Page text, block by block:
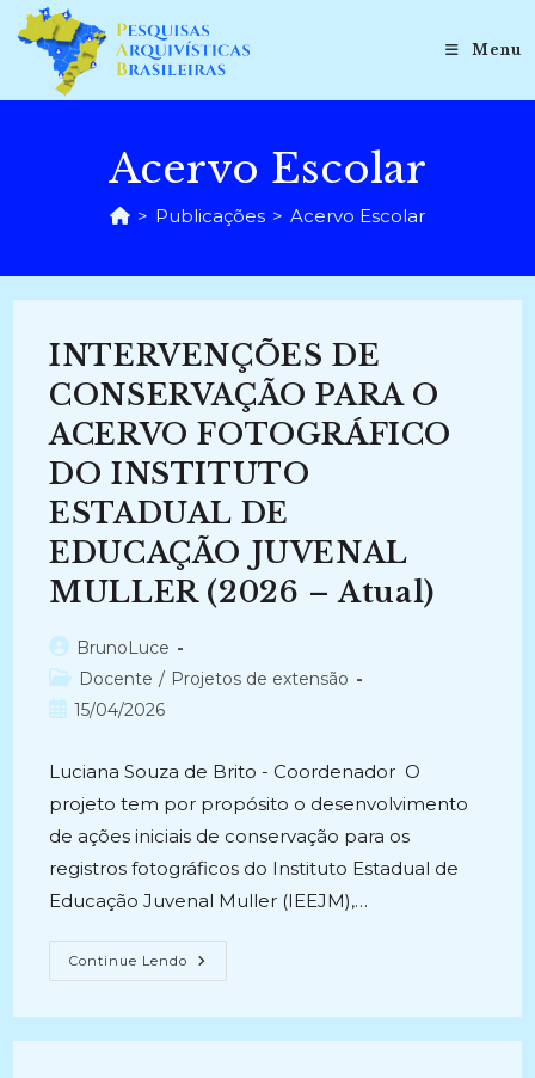
para
conteúdo
Menu
Acervo Escolar
> Publicações > Acervo Escolar
INTERVENÇÕES DE
CONSERVAÇÃO PARA O
ACERVO FOTOGRÁFICO
DO INSTITUTO
ESTADUAL DE
EDUCAÇÃO JUVENAL
MULLER (2026 – Atual)
Autor
do
post:
BrunoLuce
Categoria
do
Docente / Projetos de extensão
Post15/04/2026
Luciana Souza de Brito - Coordenador O
projeto tem por propósito o desenvolvimento
de ações iniciais de conservação para os
registros fotográficos do Instituto Estadual de
Educação Juvenal Muller (IEEJM),…
Continue Lendo INTERVENÇÕES
DE
ACERVO